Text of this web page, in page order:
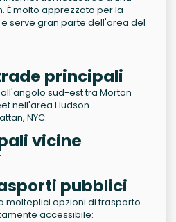
È molto apprezzato per la
serve gran parte dell'area del
principali
sud-est tra Morton
nell'area Hudson
NYC.
vicine
pubblici
molteplici opzioni di trasporto
accessibile: